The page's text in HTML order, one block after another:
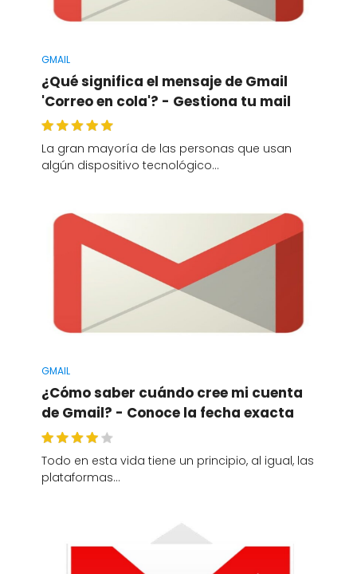
GMAIL
¿Qué significa el mensaje de Gmail
'Correo en cola'? - Gestiona tu mail
La gran mayoría de las personas que usan
algún dispositivo tecnológico…
GMAIL
¿Cómo saber cuándo cree mi cuenta
de Gmail? - Conoce la fecha exacta
Todo en esta vida tiene un principio, al igual, las
plataformas…